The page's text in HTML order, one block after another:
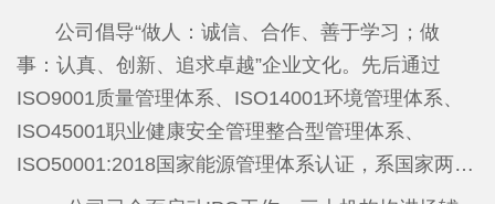
全氟丁基磺酰氟、全氟丁基磺酸钾、六氟丁二烯等产
品于2025年1月18日全线投产，高纯氟化氢铵项目于
2025年9月试生产，产品质量达到国家最新标准要
求，一期项目，累计实现投资4.89亿元。其中，年产
100吨六氟丁二烯的生产线成为国内第二家能够同时
公司倡导“做人：诚信、合作、善于学习；做
事：认真、创新、追求卓越”企业文化。先后通过
ISO9001质量管理体系、ISO14001环境管理体系、
ISO45001职业健康安全管理整合型管理体系、
ISO50001:2018国家能源管理体系认证，系国家两化
融合管理体系贯标企业。目前公司取得授权15个发明